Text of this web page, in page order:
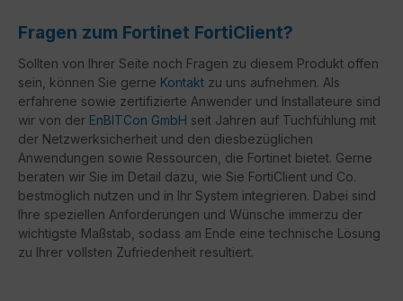
Fragen zum Fortinet FortiClient?
Sollten von Ihrer Seite noch Fragen zu diesem Produkt offen
sein, können Sie gerne Kontakt zu uns aufnehmen. Als
erfahrene sowie zertifizierte Anwender und Installateure sind
wir von der EnBITCon GmbH seit Jahren auf Tuchfühlung mit
der Netzwerksicherheit und den diesbezüglichen
Anwendungen sowie Ressourcen, die Fortinet bietet. Gerne
beraten wir Sie im Detail dazu, wie Sie FortiClient und Co.
bestmöglich nutzen und in Ihr System integrieren. Dabei sind
Ihre speziellen Anforderungen und Wünsche immerzu der
wichtigste Maßstab, sodass am Ende eine technische Lösung
zu Ihrer vollsten Zufriedenheit resultiert.